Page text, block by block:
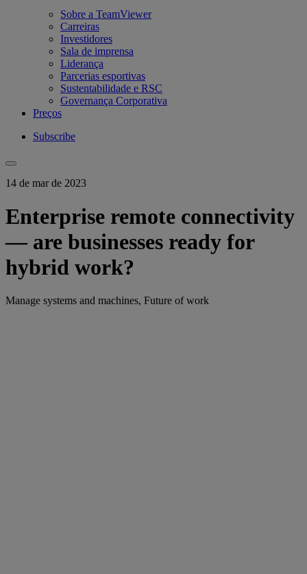
Sobre a TeamViewer
Carreiras
Investidores
Sala de imprensa
Liderança
Parcerias esportivas
Sustentabilidade e RSC
Governança Corporativa
Preços
Subscribe
14 de mar de 2023
Enterprise remote connectivity
— are businesses ready for
hybrid work?
Manage systems and machines, Future of work